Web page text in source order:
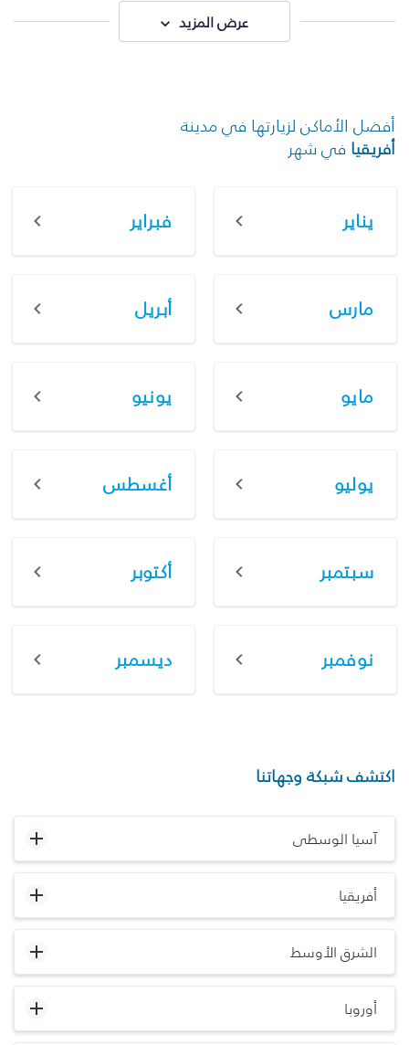
عرض المزيد
أفضل الأماكن لزيارتها في مدينة
أفريقيا في شهر
يناير فبراير
مارس أبريل
مايو يونيو
يوليو أغسطس
سبتمبر أكتوبر
نوفمبر ديسمبر
اكتشف شبكة وجهاتنا
آسيا الوسطى
أفريقيا
الشرق الأوسط
أوروبا